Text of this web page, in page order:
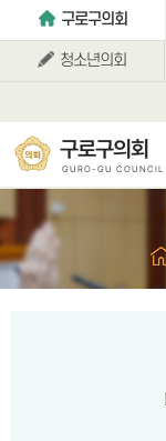
본문바로가기구로구의회
청소년의회
구로구의회
GURO-GU COUNCIL